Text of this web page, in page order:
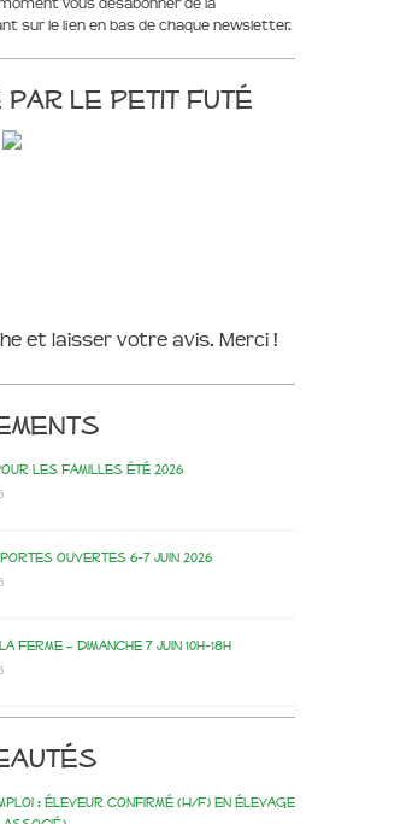
vous désabonner de la
sur le lien en bas de chaque newsletter.
par le Petit Futé
et laisser votre avis. Merci !
les familles été 2026
ouvertes 6-7 juin 2026
ferme – dimanche 7 juin 10h-18h
: éleveur confirmé (H/F) en élevage